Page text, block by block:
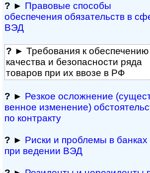
? ► Правовые способы
обеспечения обяза­тельств в
ВЭД
? ► Требования к обеспечению
качества и безопасности ряда
товаров при их ввозе в РФ
? ► Резкое осложнение
вен­ное измене­ние)
по контракту
? ► Риски и проблемы в банках
при ведении ВЭД